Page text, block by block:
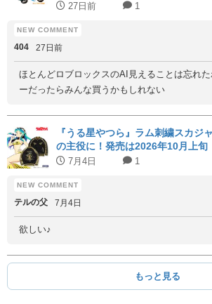
27日前 1
404 27日前
ほとんどロブロックスのAI見えることは忘れ
ーだったらみんな買うかもしれない
『うる星やつら』ラム刺繍スカジ
の主役に！発売は2026年10月上旬
7月4日 1
テルの父 7月4日
欲しい♪
もっと見る